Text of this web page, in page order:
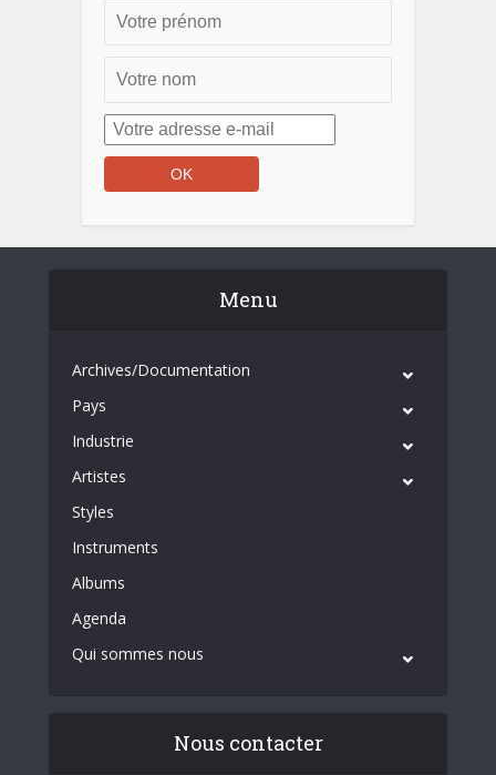
Menu
Archives/Documentation
Pays
Industrie
Artistes
Styles
Instruments
Albums
Agenda
Qui sommes nous
Nous contacter